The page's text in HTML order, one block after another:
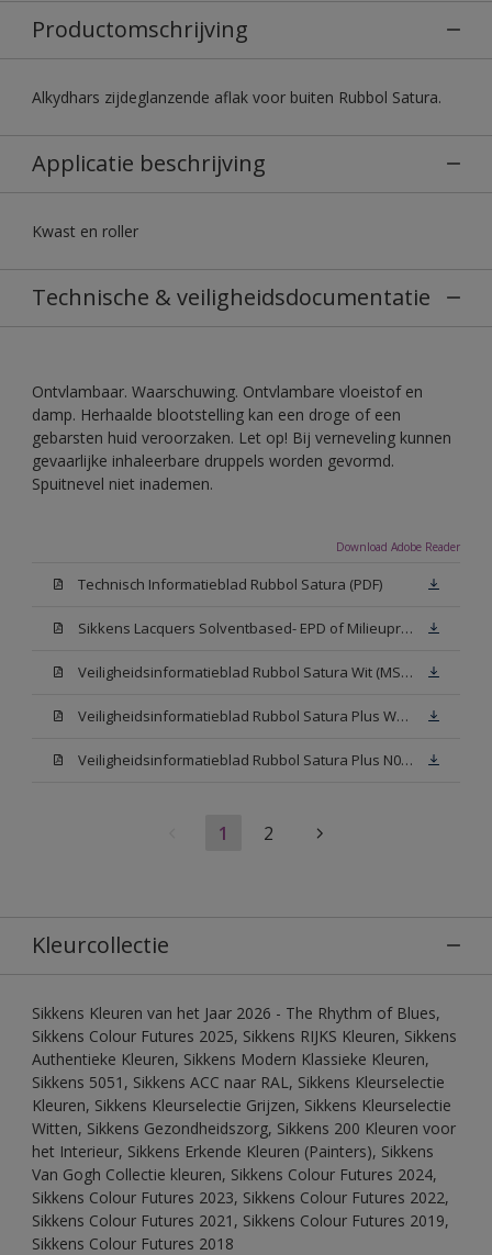
Productomschrijving
Alkydhars zijdeglanzende aflak voor buiten Rubbol Satura.
Applicatie beschrijving
Kwast en roller
Technische & veiligheidsdocumentatie
Ontvlambaar. Waarschuwing. Ontvlambare vloeistof en
damp. Herhaalde blootstelling kan een droge of een
gebarsten huid veroorzaken. Let op! Bij verneveling kunnen
gevaarlijke inhaleerbare druppels worden gevormd.
Spuitnevel niet inademen.
Download Adobe Reader
Technisch Informatieblad Rubbol Satura (PDF)
Sikkens Lacquers Solventbased- EPD of Milieuproductverklaring
Veiligheidsinformatieblad Rubbol Satura Wit (MSDS)
Veiligheidsinformatieblad Rubbol Satura Plus W05 (MSDS)
Veiligheidsinformatieblad Rubbol Satura Plus N00 (MSDS)
1 2
Kleurcollectie
Sikkens Kleuren van het Jaar 2026 - The Rhythm of Blues,
Sikkens Colour Futures 2025, Sikkens RIJKS Kleuren, Sikkens
Authentieke Kleuren, Sikkens Modern Klassieke Kleuren,
Sikkens 5051, Sikkens ACC naar RAL, Sikkens Kleurselectie
Kleuren, Sikkens Kleurselectie Grijzen, Sikkens Kleurselectie
Witten, Sikkens Gezondheidszorg, Sikkens 200 Kleuren voor
het Interieur, Sikkens Erkende Kleuren (Painters), Sikkens
Van Gogh Collectie kleuren, Sikkens Colour Futures 2024,
Sikkens Colour Futures 2023, Sikkens Colour Futures 2022,
Sikkens Colour Futures 2021, Sikkens Colour Futures 2019,
Sikkens Colour Futures 2018